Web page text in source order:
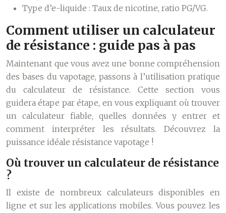
Type d’e-liquide : Taux de nicotine, ratio PG/VG.
Comment utiliser un calculateur
de résistance : guide pas à pas
Maintenant que vous avez une bonne compréhension
des bases du vapotage, passons à l’utilisation pratique
du calculateur de résistance. Cette section vous
guidera étape par étape, en vous expliquant où trouver
un calculateur fiable, quelles données y entrer et
comment interpréter les résultats. Découvrez la
puissance idéale résistance vapotage !
Où trouver un calculateur de résistance
?
Il existe de nombreux calculateurs disponibles en
ligne et sur les applications mobiles. Vous pouvez les